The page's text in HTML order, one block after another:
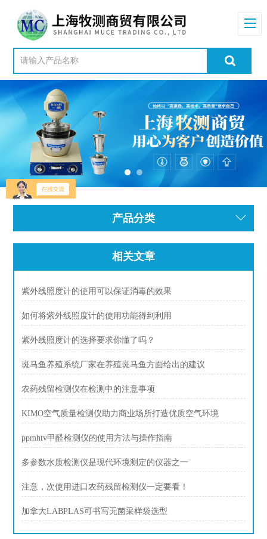
产品分类
相关文章
紫外线照度计的使用可以保证消毒的效果
如何将紫外线照度计的使用功能得到利用
紫外线照度计的选择要求你懂了吗？
斑马鱼养殖系统厂家在养殖斑马鱼方面给出的建议
农药残留检测仪在检测中的注意事项
KIMO空气质量检测仪助力商业场所打造优质空气环境
ppmhtv甲醛检测仪的使用方法与操作指南
多参数水质检测仪是现代环境测定的仪器之一
注意，次使用进口农药残留检测仪一定要看！
加拿大LABPLAS可书写无菌采样袋选型